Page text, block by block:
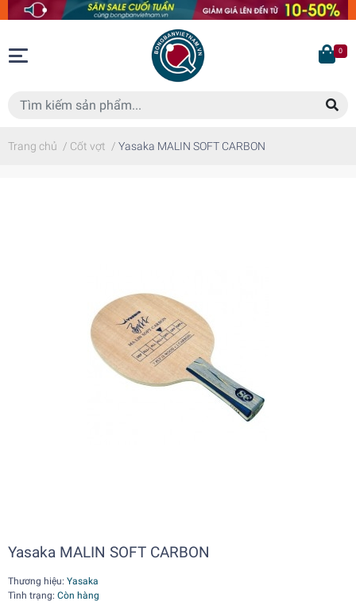
0
Trang chủ / Cốt vợt / Yasaka MALIN SOFT CARBON
Yasaka MALIN SOFT CARBON
Thương hiệu: Yasaka
Tình trạng: Còn hàng